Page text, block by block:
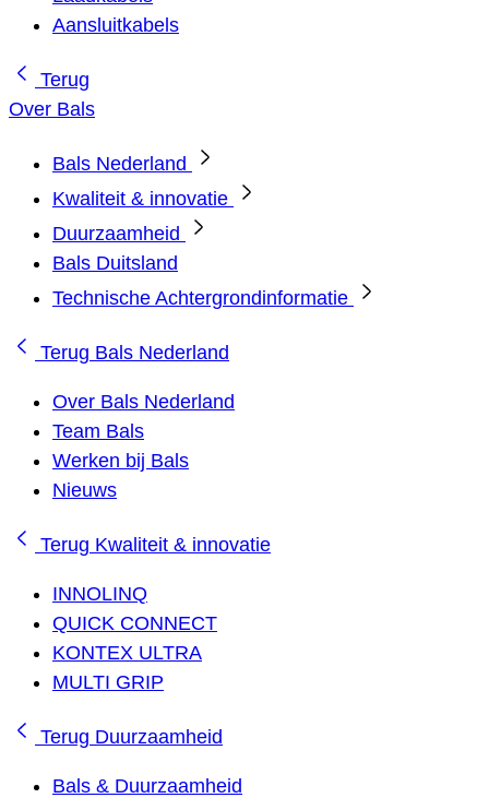
Aansluitkabels
Terug
Over Bals
Bals Nederland
Kwaliteit & innovatie
Duurzaamheid
Bals Duitsland
Technische Achtergrondinformatie
Terug Bals Nederland
Over Bals Nederland
Team Bals
Werken bij Bals
Nieuws
Terug Kwaliteit & innovatie
INNOLINQ
QUICK CONNECT
KONTEX ULTRA
MULTI GRIP
Terug Duurzaamheid
Bals & Duurzaamheid